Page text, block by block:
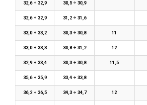
32,6 ÷ 32,9 30,5 ÷ 30,9
32,6 ÷ 32,9 31,2 ÷ 31,6
33,0 ÷ 33,2 30,3 ÷ 30,8 11
33,0 ÷ 33,3 30,8 ÷ 31,2 12
32,9 ÷ 33,4 30,3 ÷ 30,8 11,5
35,6 ÷ 35,9 33,4 ÷ 33,8
36,2 ÷ 36,5 34,3 ÷ 34,7 12